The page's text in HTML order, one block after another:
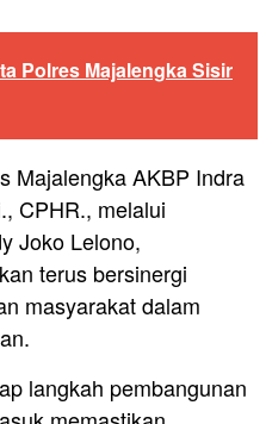
Polres Majalengka Sisir
Majalengka AKBP Indra
CPHR., melalui
Joko Lelono,
terus bersinergi
masyarakat dalam
langkah pembangunan